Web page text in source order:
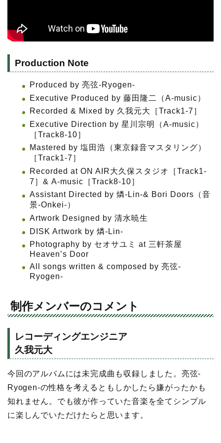
Production Note
Produced by 亮弦-Ryogen-
Executive Produced by 藤田隆二（A-music）
Recorded & Mixed by 久我元大［Track1-7］
Executive Direction by 星川宗明（A-music）
［Track8-10］
Mastered by 塩田浩（東京録音マスタリング）
［Track1-7］
Recorded at ON AIR大久保スタジオ［Track1-
7］& A-music［Track8-10］
Assistant Directed by 燐-Lin-& Bori Doors（音
景-Onkei-）
Artwork Designed by 清水暁生
DISK Artwork by 燐-Lin-
Photography by セオサユミ at 三軒茶屋
Heaven’s Door
All songs written & composed by 亮弦-
Ryogen-
制作メンバーのコメント
レコーディングエンジニア
久我元大
今回のアルバムには未完成曲も収録しました。亮弦-
Ryogen-の性格を考えるともしかしたら嫌がったかも
知れません。でも彼が作っていた音楽を全てシンプル
に楽しんでいただけたらと思います。